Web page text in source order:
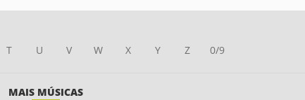
T U V W X Y Z 0/9
MAIS MÚSICAS